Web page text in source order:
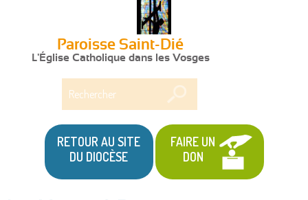
Paroisse Saint-Dié
L'Église Catholique dans les Vosges
RETOUR AU SITE
DU DIOCÈSE
FAIRE UN
DON